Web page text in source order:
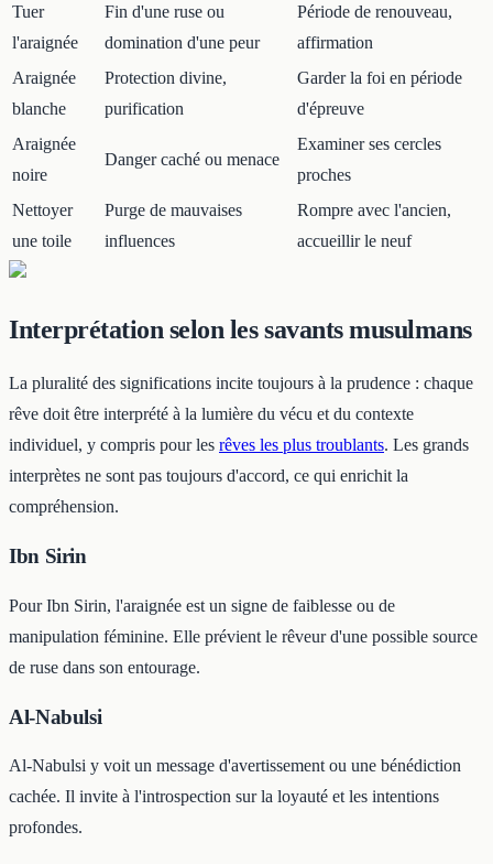
Tuer
l'araignée
Fin d'une ruse ou
domination d'une peur
Période de renouveau,
affirmation
Araignée
blanche
Protection divine,
purification
Garder la foi en période
d'épreuve
Araignée
noire
Danger caché ou menace
Examiner ses cercles
proches
Nettoyer
une toile
Purge de mauvaises
influences
Rompre avec l'ancien,
accueillir le neuf
Interprétation selon les savants musulmans
La pluralité des significations incite toujours à la prudence : chaque
rêve doit être interprété à la lumière du vécu et du contexte
individuel, y compris pour les rêves les plus troublants. Les grands
interprètes ne sont pas toujours d'accord, ce qui enrichit la
compréhension.
Ibn Sirin
Pour Ibn Sirin, l'araignée est un signe de faiblesse ou de
manipulation féminine. Elle prévient le rêveur d'une possible source
de ruse dans son entourage.
Al-Nabulsi
Al-Nabulsi y voit un message d'avertissement ou une bénédiction
cachée. Il invite à l'introspection sur la loyauté et les intentions
profondes.